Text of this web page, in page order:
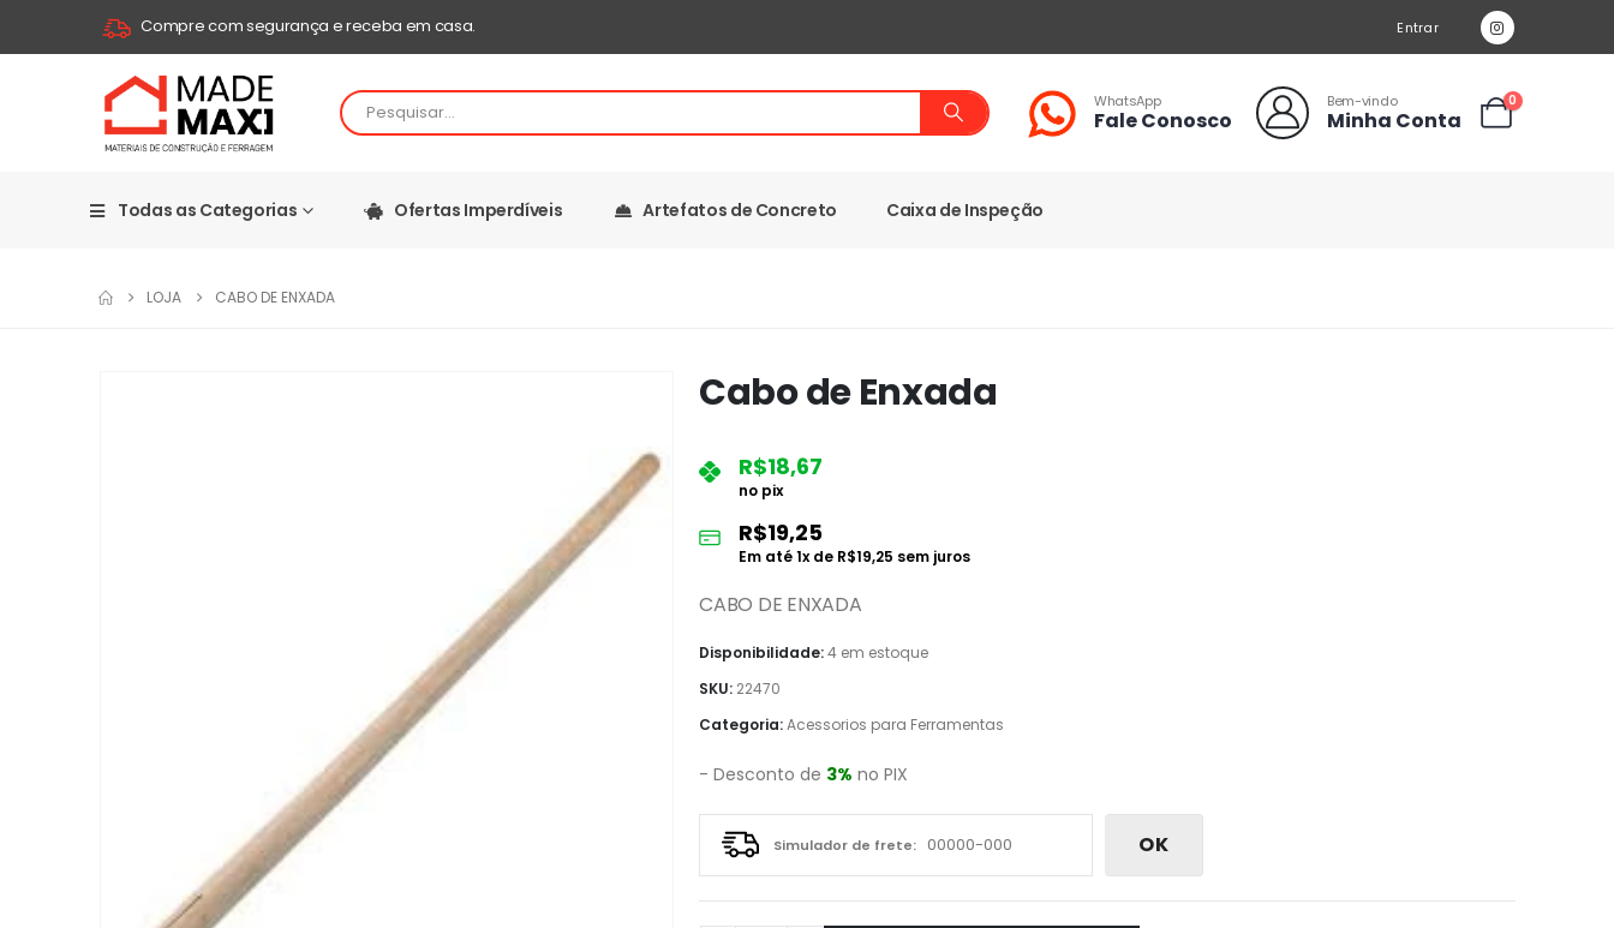
Compre com segurança e receba em casa. Entrar
WhatsApp
Fale Conosco
Bem-vindo
Minha Conta
0
Todas as Categorias Ofertas Imperdíveis Artefatos de Concreto Caixa de Inspeção
LOJA CABO DE ENXADA
Cabo de Enxada
R$18,67
no pix
R$19,25
Em até1x de R$19,25 sem juros
CABO DE ENXADA
Disponibilidade:4 em estoque
SKU: 22470
Categoria:Acessorios para Ferramentas
- Desconto de 3% no PIX
Simulador de frete: OK